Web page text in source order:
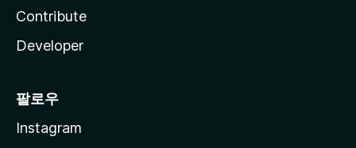
Contribute
Developer
팔로우
Instagram